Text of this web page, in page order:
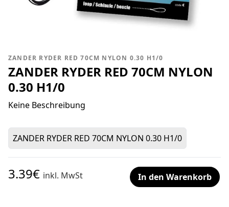
ZANDER RYDER RED 70CM NYLON 0.30 H1/0
ZANDER RYDER RED 70CM NYLON
0.30 H1/0
Keine Beschreibung
ZANDER RYDER RED 70CM NYLON 0.30 H1/0
3.39€ inkl. MwSt In den Warenkorb